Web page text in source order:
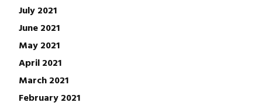
July 2021
June 2021
May 2021
April 2021
March 2021
February 2021